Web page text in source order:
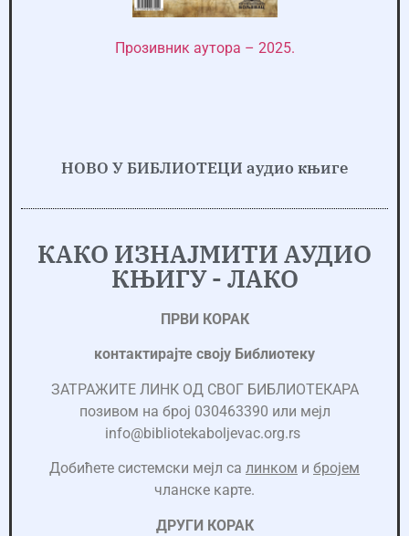
Прозивник аутора – 2025.
НОВО У БИБЛИОТЕЦИ аудио књиге
КАКО ИЗНАЈМИТИ АУДИО
КЊИГУ - ЛАКО
ПРВИ КОРАК
контактирајте своју Библиотеку
ЗАТРАЖИТЕ ЛИНК ОД СВОГ БИБЛИОТЕКАРА
позивом на број 030463390 или мејл
info@bibliotekaboljevac.org.rs
Добићете системски мејл са линком и бројем
чланске карте.
ДРУГИ КОРАК